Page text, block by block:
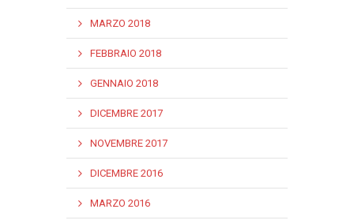
MARZO 2018
FEBBRAIO 2018
GENNAIO 2018
DICEMBRE 2017
NOVEMBRE 2017
DICEMBRE 2016
MARZO 2016